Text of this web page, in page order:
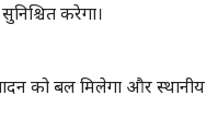
करेगा।
को बल मिलेगा और स्थानीय